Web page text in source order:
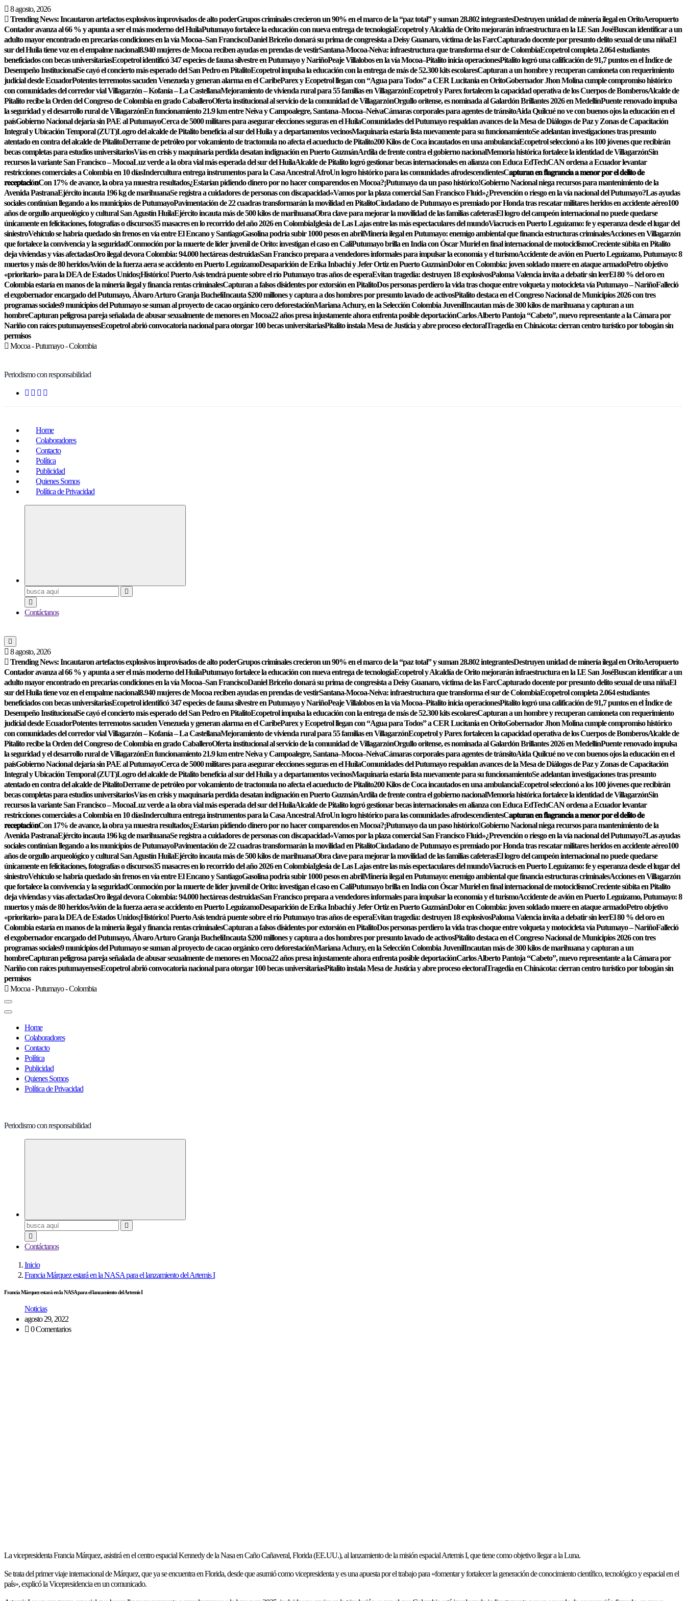
Saltar
al
contenido
8 agosto, 2026
Trending News:Incautaron artefactos explosivos improvisados de alto poderGrupos criminales crecieron un 90% en el marco de la “paz total” y suman 28.802 integrantesDestruyen unidad de minería ilegal en OritoAeropuerto
Contador avanza al 66 % y apunta a ser el más moderno del HuilaPutumayo fortalece la educación con nueva entrega de tecnologíaEcopetrol y Alcaldía de Orito mejorarán infraestructura en la I.E San JoséBuscan identificar a un
adulto mayor encontrado en precarias condiciones en la vía Mocoa–San FranciscoDaniel Briceño donará su prima de congresista a Deisy Guanaro, víctima de las FarcCapturado docente por presunto delito sexual de una niñaEl
sur del Huila tiene voz en el empalme nacional8.940 mujeres de Mocoa reciben ayudas en prendas de vestirSantana-Mocoa-Neiva: infraestructura que transforma el sur de ColombiaEcopetrol completa 2.064 estudiantes
beneficiados con becas universitariasEcopetrol identificó 347 especies de fauna silvestre en Putumayo y NariñoPeaje Villalobos en la vía Mocoa–Pitalito inicia operacionesPitalito logró una calificación de 91,7 puntos en el Índice de
Desempeño InstitucionalSe cayó el concierto más esperado del San Pedro en PitalitoEcopetrol impulsa la educación con la entrega de más de 52.300 kits escolaresCapturan a un hombre y recuperan camioneta con requerimiento
judicial desde EcuadorPotentes terremotos sacuden Venezuela y generan alarma en el CaribeParex y Ecopetrol llegan con “Agua para Todos” a CER Lucitania en OritoGobernador Jhon Molina cumple compromiso histórico
con comunidades del corredor vial Villagarzón – Kofanía – La CastellanaMejoramiento de vivienda rural para 55 familias en VillagarzónEcopetrol y Parex fortalecen la capacidad operativa de los Cuerpos de BomberosAlcalde de
Pitalito recibe la Orden del Congreso de Colombia en grado CaballeroOferta institucional al servicio de la comunidad de VillagarzónOrgullo oritense, es nominada al Galardón Brillantes 2026 en MedellínPuente renovado impulsa
la seguridad y el desarrollo rural de VillagarzónEn funcionamiento 21.9 km entre Neiva y Campoalegre, Santana–Mocoa–NeivaCámaras corporales para agentes de tránsitoAida Quilcué no ve con buenos ojos la educación en el
paísGobierno Nacional dejaría sin PAE al PutumayoCerca de 5000 militares para asegurar elecciones seguras en el HuilaComunidades del Putumayo respaldan avances de la Mesa de Diálogos de Paz y Zonas de Capacitación
Integral y Ubicación Temporal (ZUT)Logro del alcalde de Pitalito beneficia al sur del Huila y a departamentos vecinosMaquinaria estaría lista nuevamente para su funcionamientoSe adelantan investigaciones tras presunto
atentado en contra del alcalde de PitalitoDerrame de petróleo por volcamiento de tractomula no afecta el acueducto de Pitalito200 Kilos de Coca incautados en una ambulanciaEcopetrol seleccionó a los 100 jóvenes que recibirán
becas completas para estudios universitariosVías en crisis y maquinaria perdida desatan indignación en Puerto GuzmánArdila de frente contra el gobierno nacionalMemoria histórica fortalece la identidad de VillagarzónSin
recursos la variante San Francisco – MocoaLuz verde a la obra vial más esperada del sur del HuilaAlcalde de Pitalito logró gestionar becas internacionales en alianza con Educa EdTechCAN ordena a Ecuador levantar
restricciones comerciales a Colombia en 10 díasIndercultura entrega instrumentos para la Casa Ancestral AfroUn logro histórico para las comunidades afrodescendientesC𝐚𝐩𝐭𝐮𝐫𝐚𝐧 𝐞𝐧 𝐟𝐥𝐚𝐠𝐫𝐚𝐧𝐜𝐢𝐚 𝐚 𝐦𝐞𝐧𝐨𝐫 𝐩𝐨𝐫 𝐞𝐥 𝐝𝐞𝐥𝐢𝐭𝐨 𝐝𝐞
𝐫𝐞𝐜𝐞𝐩𝐭𝐚𝐜𝐢ó𝐧Con 17% de avance, la obra ya muestra resultados¿Estarían pidiendo dinero por no hacer comparendos en Mocoa?¡Putumayo da un paso histórico!Gobierno Nacional niega recursos para mantenimiento de la
Avenida PastranaEjército incauta 196 kg de marihuanaSe registra a cuidadores de personas con discapacidad«Vamos por la plaza comercial San Francisco Fluid»¿Prevención o riesgo en la vía nacional del Putumayo?Las ayudas
sociales continúan llegando a los municipios de PutumayoPavimentación de 22 cuadras transformarán la movilidad en PitalitoCiudadano de Putumayo es premiado por Honda tras rescatar militares heridos en accidente aéreo100
años de orgullo arqueológico y cultural San Agustín HuilaEjército incauta más de 500 kilos de marihuanaObra clave para mejorar la movilidad de las familias cafeterasEl logro del campeón internacional no puede quedarse
únicamente en felicitaciones, fotografías o discursos35 masacres en lo recorrido del año 2026 en ColombiaIglesia de Las Lajas entre las más espectaculares del mundoViacrucis en Puerto Leguízamo: fe y esperanza desde el lugar del
siniestroVehículo se habría quedado sin frenos en vía entre El Encano y SantiagoGasolina podría subir 1000 pesos en abrilMinería ilegal en Putumayo: enemigo ambiental que financia estructuras criminalesAcciones en Villagarzón
que fortalece la convivencia y la seguridadConmoción por la muerte de líder juvenil de Orito: investigan el caso en CaliPutumayo brilla en India con Óscar Muriel en final internacional de motociclismoCreciente súbita en Pitalito
deja viviendas y vías afectadasOro ilegal devora Colombia: 94.000 hectáreas destruidasSan Francisco prepara a vendedores informales para impulsar la economía y el turismoAccidente de avión en Puerto Leguízamo, Putumayo: 8
muertos y más de 80 heridosAvión de la fuerza aera se accidento en Puerto LeguizamoDesaparición de Erika Inbachi y Jefer Ortiz en Puerto GuzmánDolor en Colombia: joven soldado muere en ataque armadoPetro objetivo
«prioritario» para la DEA de Estados Unidos¡Histórico! Puerto Asís tendrá puente sobre el río Putumayo tras años de esperaEvitan tragedia: destruyen 18 explosivosPaloma Valencia invita a debatir sin leerEl 80 % del oro en
Colombia estaría en manos de la minería ilegal y financia rentas criminalesCapturan a falsos disidentes por extorsión en PitalitoDos personas perdiero la vida tras choque entre volqueta y motocicleta vía Putumayo – NariñoFalleció
el exgobernador encargado del Putumayo, Álvaro Arturo Granja BucheliIncauta $200 millones y captura a dos hombres por presunto lavado de activosPitalito destaca en el Congreso Nacional de Municipios 2026 con tres
programas sociales9 municipios del Putumayo se suman al proyecto de cacao orgánico cero deforestaciónMariana Achury, en la Selección Colombia JuvenilIncautan más de 300 kilos de marihuana y capturan a un
hombreCapturan peligrosa pareja señalada de abusar sexualmente de menores en Mocoa22 años presa injustamente ahora enfrenta posible deportaciónCarlos Alberto Pantoja “Cabeto”, nuevo representante a la Cámara por
Nariño con raíces putumayensesEcopetrol abrió convocatoria nacional para otorgar 100 becas universitariasPitalito instala Mesa de Justicia y abre proceso electoralTragedia en Chinácota: cierran centro turístico por tobogán sin
permisos
Mocoa - Putumayo - Colombia
Periodismo con responsabilidad
Home
Colaboradores
Contacto
Política
Publicidad
Quienes Somos
Política de Privacidad
Buscar:
Contáctanos
8 agosto, 2026
Trending News:Incautaron artefactos explosivos improvisados de alto poderGrupos criminales crecieron un 90% en el marco de la “paz total” y suman 28.802 integrantesDestruyen unidad de minería ilegal en OritoAeropuerto
Contador avanza al 66 % y apunta a ser el más moderno del HuilaPutumayo fortalece la educación con nueva entrega de tecnologíaEcopetrol y Alcaldía de Orito mejorarán infraestructura en la I.E San JoséBuscan identificar a un
adulto mayor encontrado en precarias condiciones en la vía Mocoa–San FranciscoDaniel Briceño donará su prima de congresista a Deisy Guanaro, víctima de las FarcCapturado docente por presunto delito sexual de una niñaEl
sur del Huila tiene voz en el empalme nacional8.940 mujeres de Mocoa reciben ayudas en prendas de vestirSantana-Mocoa-Neiva: infraestructura que transforma el sur de ColombiaEcopetrol completa 2.064 estudiantes
beneficiados con becas universitariasEcopetrol identificó 347 especies de fauna silvestre en Putumayo y NariñoPeaje Villalobos en la vía Mocoa–Pitalito inicia operacionesPitalito logró una calificación de 91,7 puntos en el Índice de
Desempeño InstitucionalSe cayó el concierto más esperado del San Pedro en PitalitoEcopetrol impulsa la educación con la entrega de más de 52.300 kits escolaresCapturan a un hombre y recuperan camioneta con requerimiento
judicial desde EcuadorPotentes terremotos sacuden Venezuela y generan alarma en el CaribeParex y Ecopetrol llegan con “Agua para Todos” a CER Lucitania en OritoGobernador Jhon Molina cumple compromiso histórico
con comunidades del corredor vial Villagarzón – Kofanía – La CastellanaMejoramiento de vivienda rural para 55 familias en VillagarzónEcopetrol y Parex fortalecen la capacidad operativa de los Cuerpos de BomberosAlcalde de
Pitalito recibe la Orden del Congreso de Colombia en grado CaballeroOferta institucional al servicio de la comunidad de VillagarzónOrgullo oritense, es nominada al Galardón Brillantes 2026 en MedellínPuente renovado impulsa
la seguridad y el desarrollo rural de VillagarzónEn funcionamiento 21.9 km entre Neiva y Campoalegre, Santana–Mocoa–NeivaCámaras corporales para agentes de tránsitoAida Quilcué no ve con buenos ojos la educación en el
paísGobierno Nacional dejaría sin PAE al PutumayoCerca de 5000 militares para asegurar elecciones seguras en el HuilaComunidades del Putumayo respaldan avances de la Mesa de Diálogos de Paz y Zonas de Capacitación
Integral y Ubicación Temporal (ZUT)Logro del alcalde de Pitalito beneficia al sur del Huila y a departamentos vecinosMaquinaria estaría lista nuevamente para su funcionamientoSe adelantan investigaciones tras presunto
atentado en contra del alcalde de PitalitoDerrame de petróleo por volcamiento de tractomula no afecta el acueducto de Pitalito200 Kilos de Coca incautados en una ambulanciaEcopetrol seleccionó a los 100 jóvenes que recibirán
becas completas para estudios universitariosVías en crisis y maquinaria perdida desatan indignación en Puerto GuzmánArdila de frente contra el gobierno nacionalMemoria histórica fortalece la identidad de VillagarzónSin
recursos la variante San Francisco – MocoaLuz verde a la obra vial más esperada del sur del HuilaAlcalde de Pitalito logró gestionar becas internacionales en alianza con Educa EdTechCAN ordena a Ecuador levantar
restricciones comerciales a Colombia en 10 díasIndercultura entrega instrumentos para la Casa Ancestral AfroUn logro histórico para las comunidades afrodescendientesC𝐚𝐩𝐭𝐮𝐫𝐚𝐧 𝐞𝐧 𝐟𝐥𝐚𝐠𝐫𝐚𝐧𝐜𝐢𝐚 𝐚 𝐦𝐞𝐧𝐨𝐫 𝐩𝐨𝐫 𝐞𝐥 𝐝𝐞𝐥𝐢𝐭𝐨 𝐝𝐞
𝐫𝐞𝐜𝐞𝐩𝐭𝐚𝐜𝐢ó𝐧Con 17% de avance, la obra ya muestra resultados¿Estarían pidiendo dinero por no hacer comparendos en Mocoa?¡Putumayo da un paso histórico!Gobierno Nacional niega recursos para mantenimiento de la
Avenida PastranaEjército incauta 196 kg de marihuanaSe registra a cuidadores de personas con discapacidad«Vamos por la plaza comercial San Francisco Fluid»¿Prevención o riesgo en la vía nacional del Putumayo?Las ayudas
sociales continúan llegando a los municipios de PutumayoPavimentación de 22 cuadras transformarán la movilidad en PitalitoCiudadano de Putumayo es premiado por Honda tras rescatar militares heridos en accidente aéreo100
años de orgullo arqueológico y cultural San Agustín HuilaEjército incauta más de 500 kilos de marihuanaObra clave para mejorar la movilidad de las familias cafeterasEl logro del campeón internacional no puede quedarse
únicamente en felicitaciones, fotografías o discursos35 masacres en lo recorrido del año 2026 en ColombiaIglesia de Las Lajas entre las más espectaculares del mundoViacrucis en Puerto Leguízamo: fe y esperanza desde el lugar del
siniestroVehículo se habría quedado sin frenos en vía entre El Encano y SantiagoGasolina podría subir 1000 pesos en abrilMinería ilegal en Putumayo: enemigo ambiental que financia estructuras criminalesAcciones en Villagarzón
que fortalece la convivencia y la seguridadConmoción por la muerte de líder juvenil de Orito: investigan el caso en CaliPutumayo brilla en India con Óscar Muriel en final internacional de motociclismoCreciente súbita en Pitalito
deja viviendas y vías afectadasOro ilegal devora Colombia: 94.000 hectáreas destruidasSan Francisco prepara a vendedores informales para impulsar la economía y el turismoAccidente de avión en Puerto Leguízamo, Putumayo: 8
muertos y más de 80 heridosAvión de la fuerza aera se accidento en Puerto LeguizamoDesaparición de Erika Inbachi y Jefer Ortiz en Puerto GuzmánDolor en Colombia: joven soldado muere en ataque armadoPetro objetivo
«prioritario» para la DEA de Estados Unidos¡Histórico! Puerto Asís tendrá puente sobre el río Putumayo tras años de esperaEvitan tragedia: destruyen 18 explosivosPaloma Valencia invita a debatir sin leerEl 80 % del oro en
Colombia estaría en manos de la minería ilegal y financia rentas criminalesCapturan a falsos disidentes por extorsión en PitalitoDos personas perdiero la vida tras choque entre volqueta y motocicleta vía Putumayo – NariñoFalleció
el exgobernador encargado del Putumayo, Álvaro Arturo Granja BucheliIncauta $200 millones y captura a dos hombres por presunto lavado de activosPitalito destaca en el Congreso Nacional de Municipios 2026 con tres
programas sociales9 municipios del Putumayo se suman al proyecto de cacao orgánico cero deforestaciónMariana Achury, en la Selección Colombia JuvenilIncautan más de 300 kilos de marihuana y capturan a un
hombreCapturan peligrosa pareja señalada de abusar sexualmente de menores en Mocoa22 años presa injustamente ahora enfrenta posible deportaciónCarlos Alberto Pantoja “Cabeto”, nuevo representante a la Cámara por
Nariño con raíces putumayensesEcopetrol abrió convocatoria nacional para otorgar 100 becas universitariasPitalito instala Mesa de Justicia y abre proceso electoralTragedia en Chinácota: cierran centro turístico por tobogán sin
permisos
Mocoa - Putumayo - Colombia
Home
Colaboradores
Contacto
Política
Publicidad
Quienes Somos
Política de Privacidad
Periodismo con responsabilidad
Buscar:
Contáctanos
Inicio
Francia Márquez estará en la NASA para el lanzamiento del Artemis I
Francia Márquez estará en la NASA para el lanzamiento del Artemis I
Noticias
agosto 29, 2022
0 Comentarios
La vicepresidenta Francia Márquez, asistirá en el centro espacial Kennedy de la Nasa en Caño Cañaveral, Florida (EE.UU.), al lanzamiento de la misión espacial Artemis I, que tiene como objetivo llegar a la Luna.
Se trata del primer viaje internacional de Márquez, que ya se encuentra en Florida, desde que asumió como vicepresidenta y es una apuesta por el trabajo para «fomentar y fortalecer la generación de conocimiento científico, tecnológico y espacial en el
país», explicó la Vicepresidencia en un comunicado.